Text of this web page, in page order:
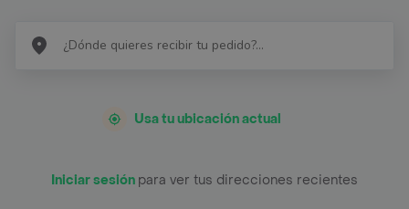
Usa tu ubicación actual
Iniciar sesión para ver tus direcciones recientes